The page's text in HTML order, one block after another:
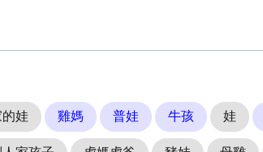
的娃 雞媽 普娃 牛孩 娃